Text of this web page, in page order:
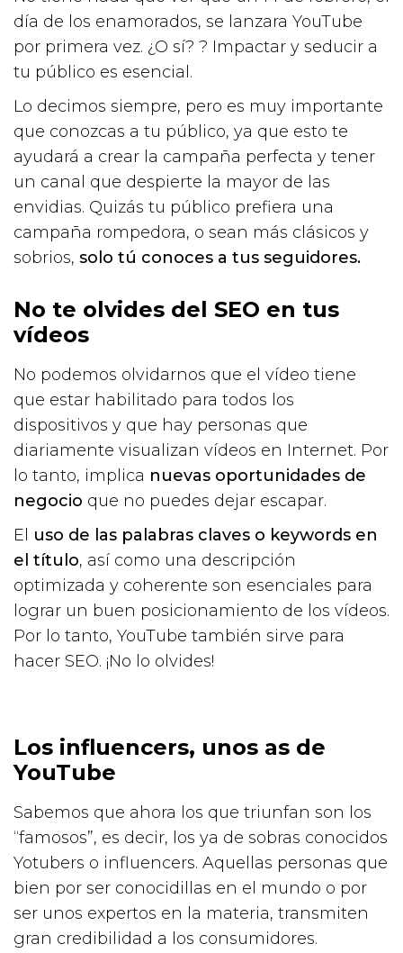
día de los enamorados, se lanzara YouTube
por primera vez. ¿O sí? ? Impactar y seducir a
tu público es esencial.
Lo decimos siempre, pero es muy importante
que conozcas a tu público, ya que esto te
ayudará a crear la campaña perfecta y tener
un canal que despierte la mayor de las
envidias. Quizás tu público prefiera una
campaña rompedora, o sean más clásicos y
sobrios, solo tú conoces a tus seguidores.
No te olvides del SEO en tus
vídeos
No podemos olvidarnos que el vídeo tiene
que estar habilitado para todos los
dispositivos y que hay personas que
diariamente visualizan vídeos en Internet. Por
lo tanto, implica nuevas oportunidades de
negocio que no puedes dejar escapar.
El uso de las palabras claves o keywords en
el título, así como una descripción
optimizada y coherente son esenciales para
lograr un buen posicionamiento de los vídeos.
Por lo tanto, YouTube también sirve para
hacer SEO. ¡No lo olvides!
Los influencers, unos as de
YouTube
Sabemos que ahora los que triunfan son los
“famosos”, es decir, los ya de sobras conocidos
Yotubers o influencers. Aquellas personas que
bien por ser conocidillas en el mundo o por
ser unos expertos en la materia, transmiten
gran credibilidad a los consumidores.